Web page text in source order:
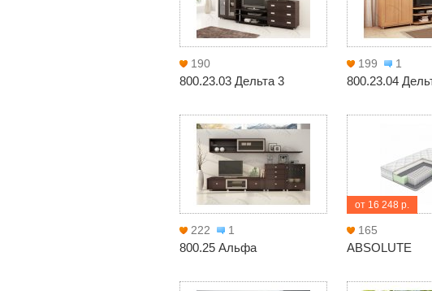
190
800.23.03 Дельта 3
199 1
800.23.04
222 1
800.25 Альфа
от 16 248 р.
165
ABSOLUTE